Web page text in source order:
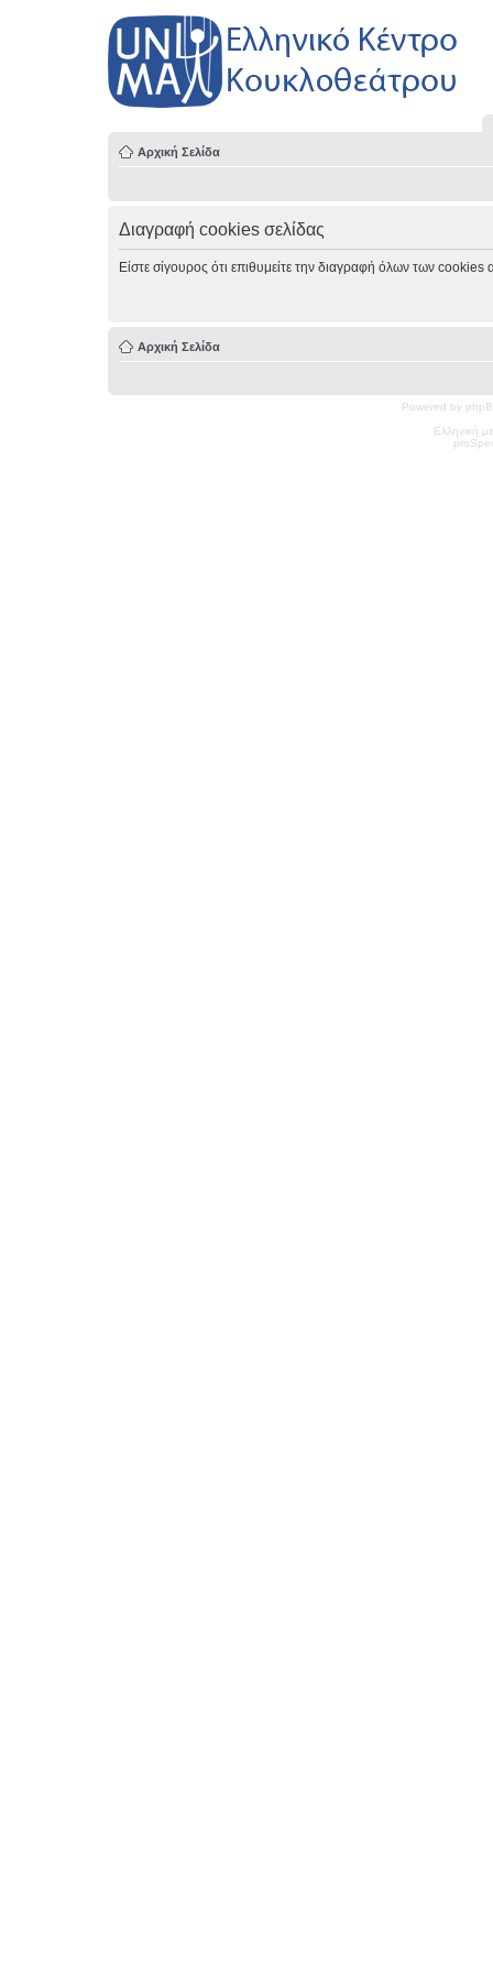
Αρχική Σελίδα
Διαγραφή cookies σελίδας
Είστε σίγουρος ότι επιθυμείτε την διαγραφή όλων των cookies
Αρχική Σελίδα
Powered by
Ελληνική
pro